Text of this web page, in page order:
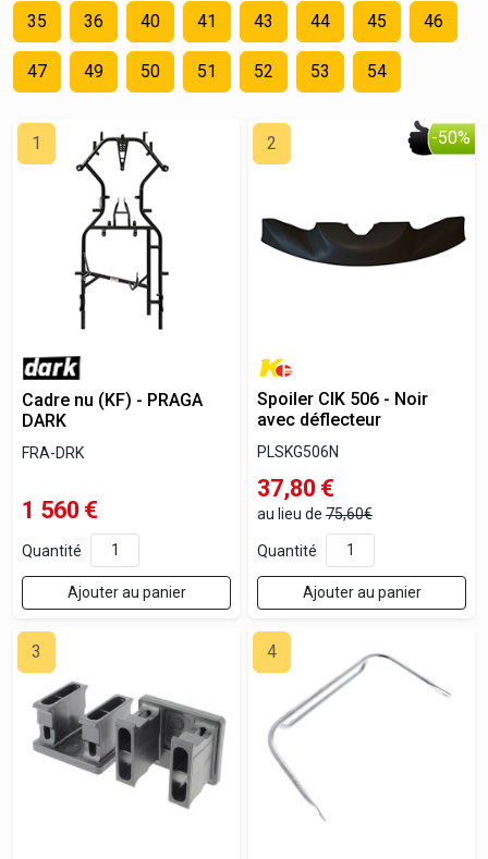
35 36 40 41 43 44 45 46
47 49 50 51 52 53 54
1
Cadre nu (KF) - PRAGA
DARK
FRA-DRK
1 560 €
Quantité
Ajouter au panier
-50%
2
Spoiler CIK 506 - Noir
avec déflecteur
PLSKG506N
37,80 €
au lieu de 75,60€
Quantité
Ajouter au panier
3 4